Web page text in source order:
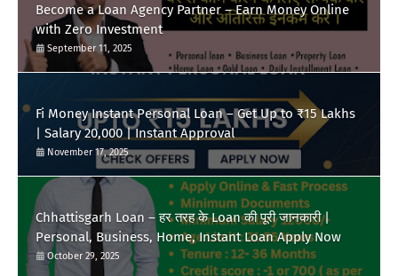
Become a Loan Agency Partner – Earn Money Online
with Zero Investment
September 11, 2025
Fi Money Instant Personal Loan – Get Up to ₹15 Lakhs
| Salary 20,000 | Instant Approval
November 17, 2025
Chhattisgarh Loan – हर तरह के Loan की पूरी जानकारी |
Personal, Business, Home, Instant Loan Apply Now
October 29, 2025